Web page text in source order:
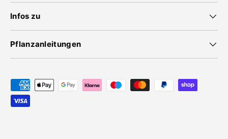
Infos zu
Pflanzanleitungen
Zahlungsmethoden